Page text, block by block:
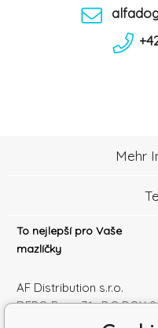
To nejlepší pro Vaše
mazlíčky
AF Distribution s.r.o.
DEPO Brno 71 , P.O.BOX
Mehr